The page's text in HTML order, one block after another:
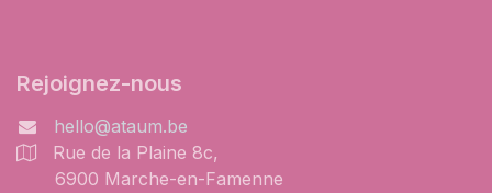
Rejoignez-nous
hello@ataum.be
Rue de la Plaine 8c,
6900 Marche-en-Famenne